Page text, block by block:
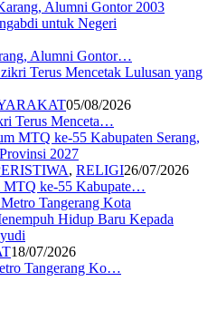
Alumni Gontor…
05/08/2026
Terus Menceta…
, RELIGI26/07/2026
MTQ ke-55 Kabupate…
18/07/2026
Tangerang Ko…